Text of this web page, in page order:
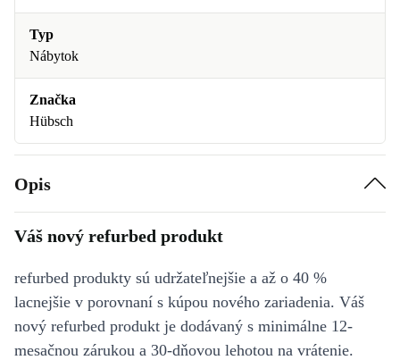
Typ
Nábytok
Značka
Hübsch
Opis
Váš nový refurbed produkt
refurbed produkty sú udržateľnejšie a až o 40 %
lacnejšie v porovnaní s kúpou nového zariadenia. Váš
nový refurbed produkt je dodávaný s minimálne 12-
mesačnou zárukou a 30-dňovou lehotou na vrátenie.